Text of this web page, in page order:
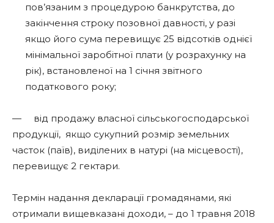
пов’язаним з процедурою банкрутства, до
закінчення строку позовної давності, у разі
якщо його сума перевищує 25 відсотків однієї
мінімальної заробітної плати (у розрахунку на
рік), встановленої на 1 січня звітного
податкового року;
— від продажу власної сільськогосподарської
продукції, якщо сукупний розмір земельних
часток (паїв), виділених в натурі (на місцевості),
перевищує 2 гектари.
Термін надання декларації громадянами, які
отримали вищевказані доходи, – до 1 травня 2018